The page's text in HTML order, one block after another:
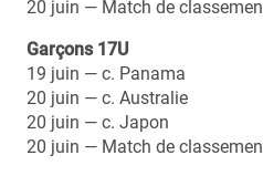
20 juin — Match de
Garçons 17U
19 juin — c. Panama
20 juin — c. Australie
20 juin — c. Japon
20 juin — Match de